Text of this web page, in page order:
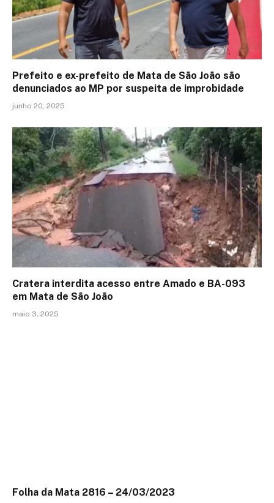
Prefeito e ex-prefeito de Mata de São João são
denunciados ao MP por suspeita de improbidade
junho 20, 2025
Cratera interdita acesso entre Amado e BA-093
em Mata de São João
maio 3, 2025
Folha da Mata 2816 – 24/03/2023